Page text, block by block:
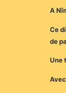
A
Ce
de
Une